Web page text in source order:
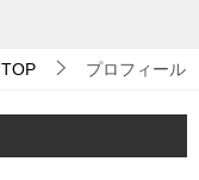
TOP プロフィール